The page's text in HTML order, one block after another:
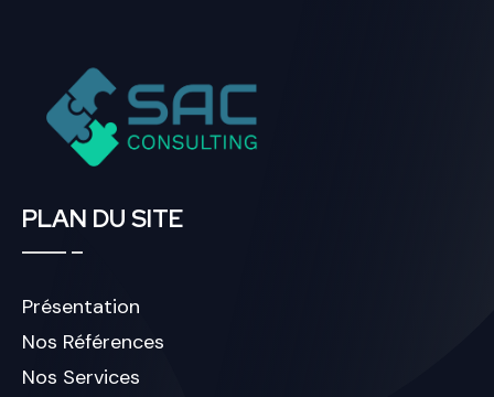
PLAN DU SITE
Présentation
Nos Références
Nos Services